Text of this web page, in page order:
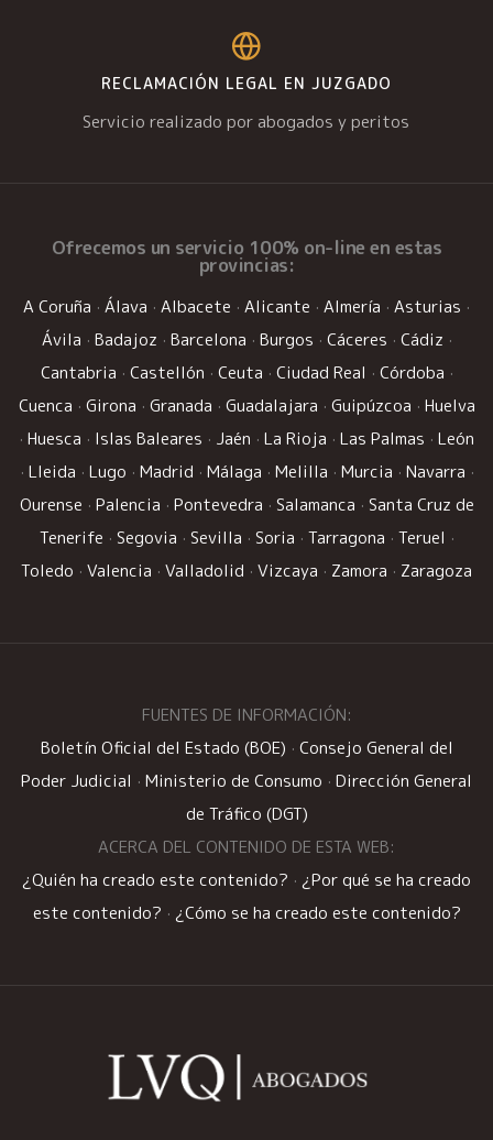
RECLAMACIÓN LEGAL EN JUZGADO
Servicio realizado por abogados y peritos
Ofrecemos un servicio 100% on-line en estas
provincias:
A Coruña · Álava · Albacete · Alicante · Almería · Asturias ·
Ávila · Badajoz · Barcelona · Burgos · Cáceres · Cádiz ·
Cantabria · Castellón · Ceuta · Ciudad Real · Córdoba ·
Cuenca · Girona · Granada · Guadalajara · Guipúzcoa · Huelva
· Huesca · Islas Baleares · Jaén · La Rioja · Las Palmas · León
· Lleida · Lugo · Madrid · Málaga · Melilla · Murcia · Navarra ·
Ourense · Palencia · Pontevedra · Salamanca · Santa Cruz de
Tenerife · Segovia · Sevilla · Soria · Tarragona · Teruel ·
Toledo · Valencia · Valladolid · Vizcaya · Zamora · Zaragoza
FUENTES DE INFORMACIÓN:
Boletín Oficial del Estado (BOE) · Consejo General del
Poder Judicial · Ministerio de Consumo · Dirección General
de Tráfico (DGT)
ACERCA DEL CONTENIDO DE ESTA WEB:
¿Quién ha creado este contenido? · ¿Por qué se ha creado
este contenido? · ¿Cómo se ha creado este contenido?